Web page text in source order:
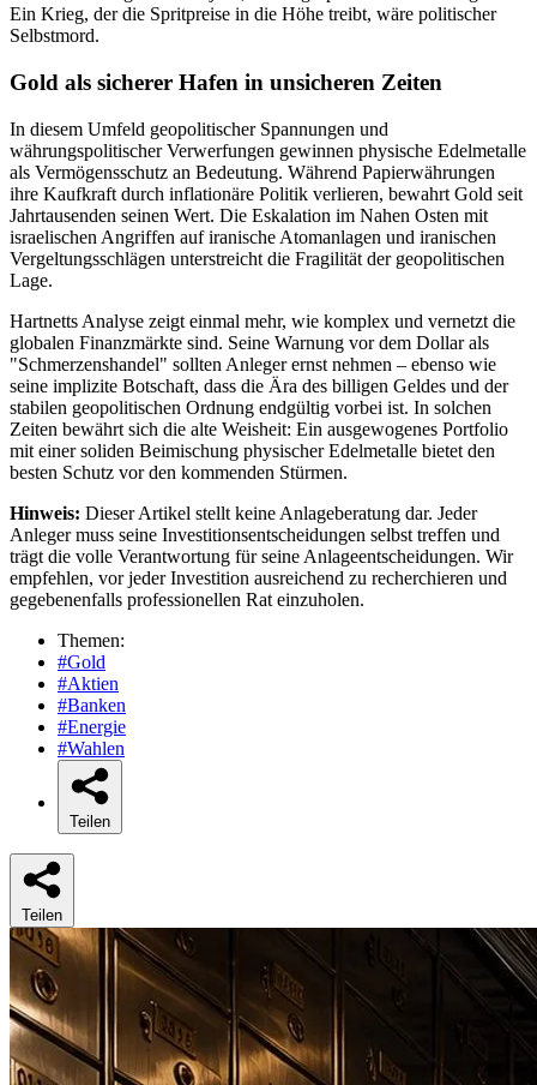
Ein Krieg, der die Spritpreise in die Höhe treibt, wäre politischer
Selbstmord.
Gold als sicherer Hafen in unsicheren Zeiten
In diesem Umfeld geopolitischer Spannungen und
währungspolitischer Verwerfungen gewinnen physische Edelmetalle
als Vermögensschutz an Bedeutung. Während Papierwährungen
ihre Kaufkraft durch inflationäre Politik verlieren, bewahrt Gold seit
Jahrtausenden seinen Wert. Die Eskalation im Nahen Osten mit
israelischen Angriffen auf iranische Atomanlagen und iranischen
Vergeltungsschlägen unterstreicht die Fragilität der geopolitischen
Lage.
Hartnetts Analyse zeigt einmal mehr, wie komplex und vernetzt die
globalen Finanzmärkte sind. Seine Warnung vor dem Dollar als
"Schmerzenshandel" sollten Anleger ernst nehmen – ebenso wie
seine implizite Botschaft, dass die Ära des billigen Geldes und der
stabilen geopolitischen Ordnung endgültig vorbei ist. In solchen
Zeiten bewährt sich die alte Weisheit: Ein ausgewogenes Portfolio
mit einer soliden Beimischung physischer Edelmetalle bietet den
besten Schutz vor den kommenden Stürmen.
Hinweis: Dieser Artikel stellt keine Anlageberatung dar. Jeder
Anleger muss seine Investitionsentscheidungen selbst treffen und
trägt die volle Verantwortung für seine Anlageentscheidungen. Wir
empfehlen, vor jeder Investition ausreichend zu recherchieren und
gegebenenfalls professionellen Rat einzuholen.
Themen:
#Gold
#Aktien
#Banken
#Energie
#Wahlen
Teilen
Teilen